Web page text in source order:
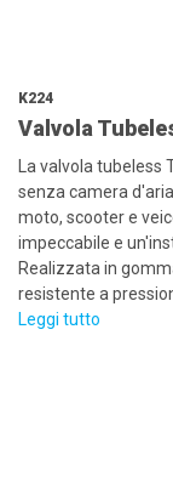
K224
Valvola
La valvola
senza camera
moto, scooter e
impeccabile e
Realizzata in
resistente a
Leggi tutto